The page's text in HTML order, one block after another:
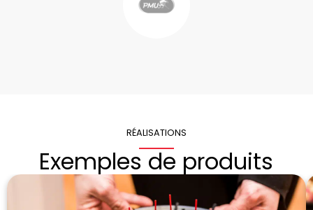
RÉALISATIONS
Exemples de produits